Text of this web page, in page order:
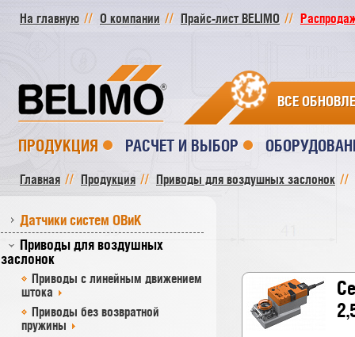
На главную О компании Прайс-лист BELIMO
ВСЕ
ПРОДУКЦИЯ РАСЧЕТ И ВЫБОР
Главная Продукция Приводы для воздушных заслонок
Датчики систем ОВиК
Приводы для воздушных
заслонок
Приводы с линейным движением
штока
Приводы без возвратной
пружины